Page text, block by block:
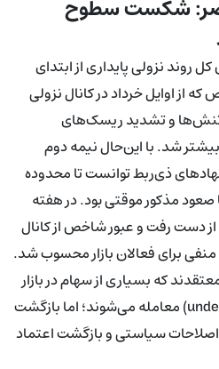
شکست سطوح
روند نزولی پایداری از ابتدای
از اوایل خرداد در کانال نزولی
و تشدید ریسک‌های
شد. با این‌حال نیمه دوم
ذی‌ربط توانست تا محدوده
اما صعود مذکور موقتی بود. در هفته
دست رفت و عبور شاخص از کانال
منفی برای فعالان بازار محسوب شد.
که بسیاری از سهام در بازار
فعلی زیر ارزش ذاتی (undervalued) معامله می‌شوند؛ اما بازگشت
اصلاحات سیاستی و بازگشت اعتماد